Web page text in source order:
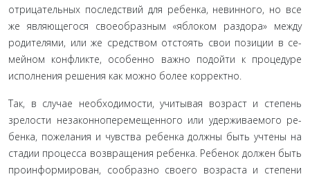
отрицательных последствий для ребенка, невинного, но все
же являющегося своеобразным «яблоком раздора» между
родителями, или же средством отстоять свои позиции в се­
мейном конфликте, особенно важно подойти к процедуре
исполнения решения как можно более корректно.
Так, в случае необходимости, учитывая возраст и степень
зрелости незаконноперемещенного или удерживаемого ре­
бенка, пожелания и чувства ребенка должны быть учтены на
стадии процесса возвращения ребенка. Ребенок должен быть
проинформирован, сообразно своего возраста и степе­ни